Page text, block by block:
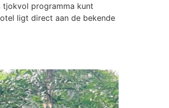
tjokvol programma kunt
ligt direct aan de bekende